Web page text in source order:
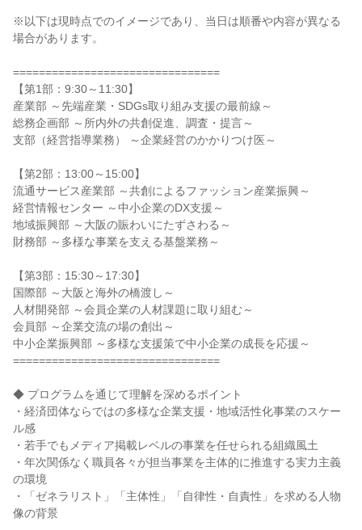
※以下は現時点でのイメージであり、当日は順番や内容が異なる
場合があります。
================================
【第1部：9:30～11:30】
産業部 ～先端産業・SDGs取り組み支援の最前線～
総務企画部 ～所内外の共創促進、調査・提言～
支部（経営指導業務） ～企業経営のかかりつけ医～
【第2部：13:00～15:00】
流通サービス産業部 ～共創によるファッション産業振興～
経営情報センター ～中小企業のDX支援～
地域振興部 ～大阪の賑わいにたずさわる～
財務部 ～多様な事業を支える基盤業務～
【第3部：15:30～17:30】
国際部 ～大阪と海外の橋渡し～
人材開発部 ～会員企業の人材課題に取り組む～
会員部 ～企業交流の場の創出～
中小企業振興部 ～多様な支援策で中小企業の成長を応援～
================================
◆ プログラムを通じて理解を深めるポイント
・経済団体ならではの多様な企業支援・地域活性化事業のスケー
ル感
・若手でもメディア掲載レベルの事業を任せられる組織風土
・年次関係なく職員各々が担当事業を主体的に推進する実力主義
の環境
・「ゼネラリスト」「主体性」「自律性・自責性」を求める人物
像の背景